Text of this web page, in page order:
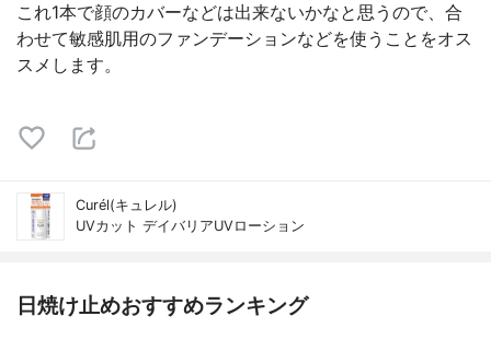
これ1本で顔のカバーなどは出来ないかなと思うので、合
わせて敏感肌用のファンデーションなどを使うことをオス
スメします。
Curél(キュレル)
UVカット デイバリアUVローション
日焼け止めおすすめランキング